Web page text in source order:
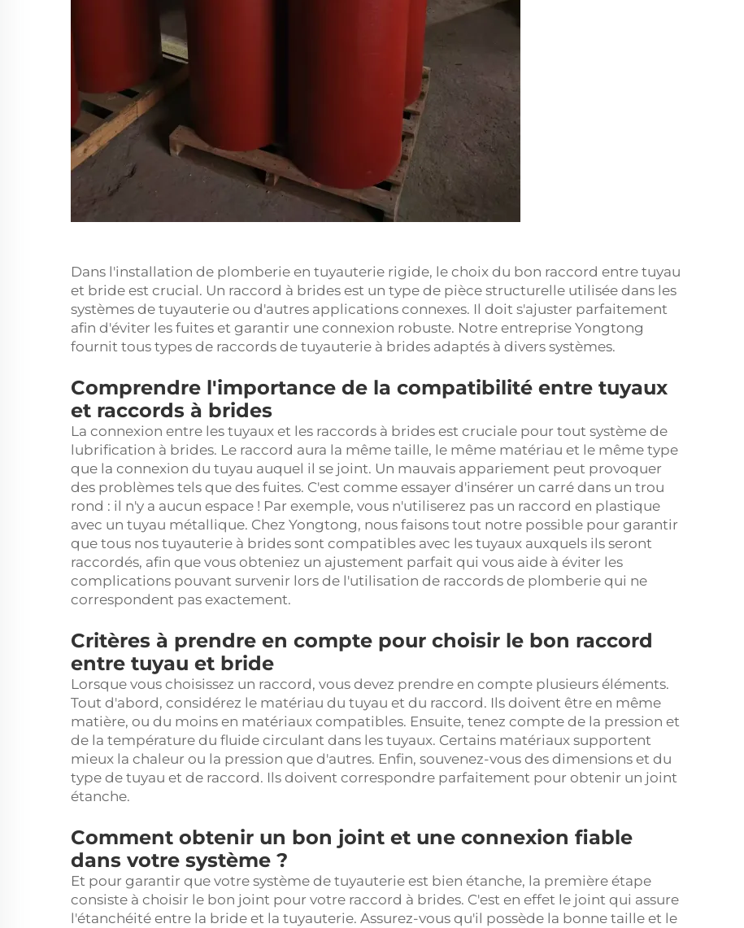
Dans l'installation de plomberie en tuyauterie rigide, le choix du bon raccord entre tuyau
et bride est crucial. Un raccord à brides est un type de pièce structurelle utilisée dans les
systèmes de tuyauterie ou d'autres applications connexes. Il doit s'ajuster parfaitement
afin d'éviter les fuites et garantir une connexion robuste. Notre entreprise Yongtong
fournit tous types de raccords de tuyauterie à brides adaptés à divers systèmes.
Comprendre l'importance de la compatibilité entre tuyaux
et raccords à brides
La connexion entre les tuyaux et les raccords à brides est cruciale pour tout système de
lubrification à brides. Le raccord aura la même taille, le même matériau et le même type
que la connexion du tuyau auquel il se joint. Un mauvais appariement peut provoquer
des problèmes tels que des fuites. C'est comme essayer d'insérer un carré dans un trou
rond : il n'y a aucun espace ! Par exemple, vous n'utiliserez pas un raccord en plastique
avec un tuyau métallique. Chez Yongtong, nous faisons tout notre possible pour garantir
que tous nos tuyauterie à brides sont compatibles avec les tuyaux auxquels ils seront
raccordés, afin que vous obteniez un ajustement parfait qui vous aide à éviter les
complications pouvant survenir lors de l'utilisation de raccords de plomberie qui ne
correspondent pas exactement.
Critères à prendre en compte pour choisir le bon raccord
entre tuyau et bride
Lorsque vous choisissez un raccord, vous devez prendre en compte plusieurs éléments.
Tout d'abord, considérez le matériau du tuyau et du raccord. Ils doivent être en même
matière, ou du moins en matériaux compatibles. Ensuite, tenez compte de la pression et
de la température du fluide circulant dans les tuyaux. Certains matériaux supportent
mieux la chaleur ou la pression que d'autres. Enfin, souvenez-vous des dimensions et du
type de tuyau et de raccord. Ils doivent correspondre parfaitement pour obtenir un joint
étanche.
Comment obtenir un bon joint et une connexion fiable
dans votre système ?
Et pour garantir que votre système de tuyauterie est bien étanche, la première étape
consiste à choisir le bon joint pour votre raccord à brides. C'est en effet le joint qui assure
l'étanchéité entre la bride et la tuyauterie. Assurez-vous qu'il possède la bonne taille et le